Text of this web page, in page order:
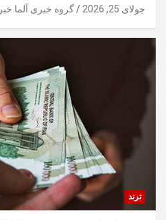
جولای 25, 2026 گروه خبری آلما خبر
ترند